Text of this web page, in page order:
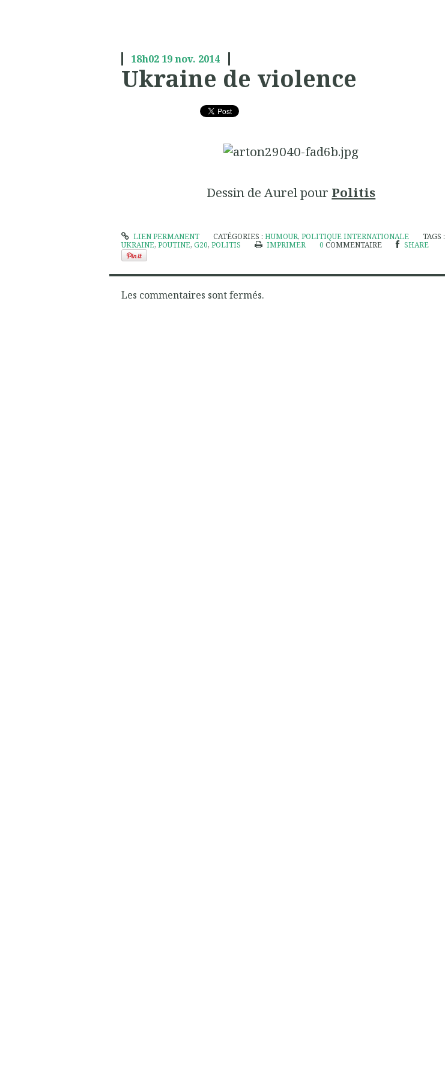
18h02 19nov. 2014
Ukraine de violence
Dessin de Aurel pour Politis
LIEN PERMANENT CATÉGORIES :HUMOUR,POLITIQUE INTERNATIONALE
TAGS :
UKRAINE, POUTINE, G20, POLITIS IMPRIMER 0 COMMENTAIRE SHARE
Les commentaires sont fermés.